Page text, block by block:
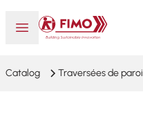
Ouvrir ou fermer le menu
Retour à l'accueil
Catalog Traversées de paroi